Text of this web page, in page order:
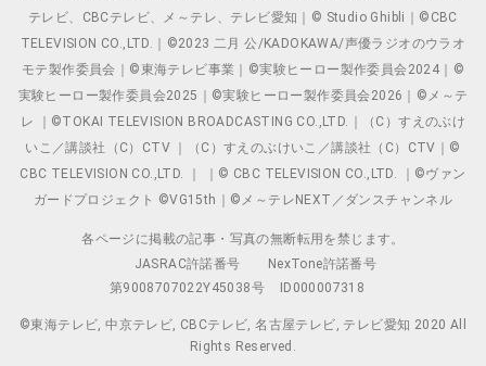
テレビ、CBCテレビ、メ～テレ、テレビ愛知｜© Studio Ghibli｜©CBC
TELEVISION CO.,LTD.｜©2023 二月 公/KADOKAWA/声優ラジオのウラオ
モテ製作委員会｜©東海テレビ事業｜©実験ヒーロー製作委員会2024｜©
実験ヒーロー製作委員会2025｜©実験ヒーロー製作委員会2026｜©メ～テ
レ ｜©TOKAI TELEVISION BROADCASTING CO.,LTD.｜（C）すえのぶけ
いこ／講談社（C）CTV ｜（C）すえのぶけいこ／講談社（C）CTV｜©
CBC TELEVISION CO.,LTD. ｜ ｜© CBC TELEVISION CO.,LTD. ｜©ヴァン
ガードプロジェクト ©VG15th｜©メ～テレNEXT／ダンスチャンネル
各ページに掲載の記事・写真の無断転用を禁じます。
JASRAC許諾番号
NexTone許諾番号
第9008707022Y45038号
ID000007318
©東海テレビ, 中京テレビ, CBCテレビ, 名古屋テレビ, テレビ愛知 2020 All
Rights Reserved.